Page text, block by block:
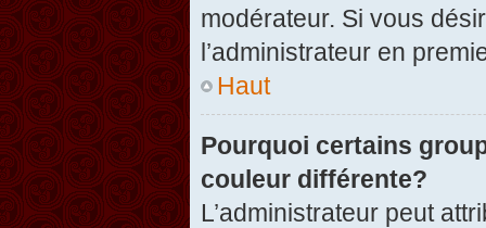
modérateur. Si vous
l’administrateur en
Haut
Pourquoi certains
couleur différente?
L’administrateur peut